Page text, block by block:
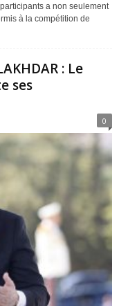
a non seulement
à la compétition de
: Le
ses
0